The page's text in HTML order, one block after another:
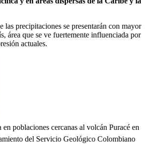
las precipitaciones se presentarán con mayor
área que se ve fuertemente influenciada por
actuales.
en poblaciones cercanas al volcán Puracé en
del Servicio Geológico Colombiano